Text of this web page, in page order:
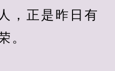
正是昨日有
。